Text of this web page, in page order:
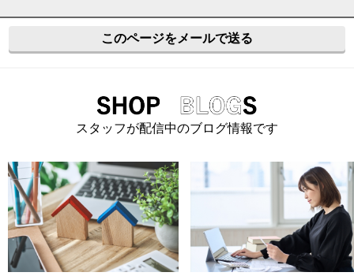
このページをメールで送る
スタッフが配信中のブログ情報です